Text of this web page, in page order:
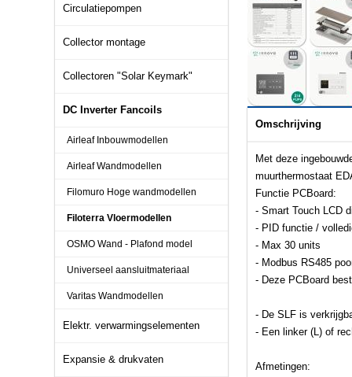
Circulatiepompen
Collector montage
Collectoren "Solar Keymark"
DC Inverter Fancoils
Airleaf Inbouwmodellen
Airleaf Wandmodellen
Filomuro Hoge wandmodellen
Filoterra Vloermodellen
OSMO Wand - Plafond model
Universeel aansluitmateriaal
Varitas Wandmodellen
Elektr. verwarmingselementen
Expansie & drukvaten
Omschrijving
Met deze
muurthermostaat
Functie PCBoard:
- Smart Touch LCD
- PID functie /
- Max 30 units
- Modbus RS485
- Deze PCBoard
- De SLF is
- Een linker (L) of
Afmetingen: